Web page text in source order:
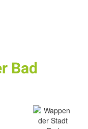
Bad